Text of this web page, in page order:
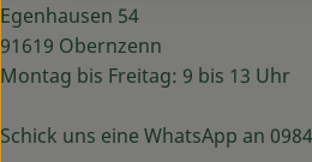
Egenhausen 54
91619 Obernzenn
Montag bis Freitag: 9 bis 13 Uhr
Schick uns eine WhatsApp an